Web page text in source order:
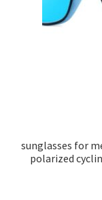
sunglasses for
polarized